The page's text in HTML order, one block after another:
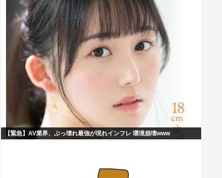
【緊急】AV業界、ぶっ壊れ最強が現れインフレ 環境崩壊www